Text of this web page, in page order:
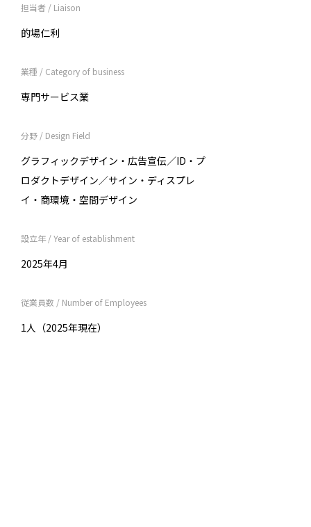
担当者 / Liaison
的場仁利
業種 / Category of business
専門サービス業
分野 / Design Field
グラフィックデザイン・広告宣伝／ID・プ
ロダクトデザイン／サイン・ディスプレ
イ・商環境・空間デザイン
設立年 / Year of establishment
2025年4月
従業員数 / Number of Employees
1人（2025年現在）